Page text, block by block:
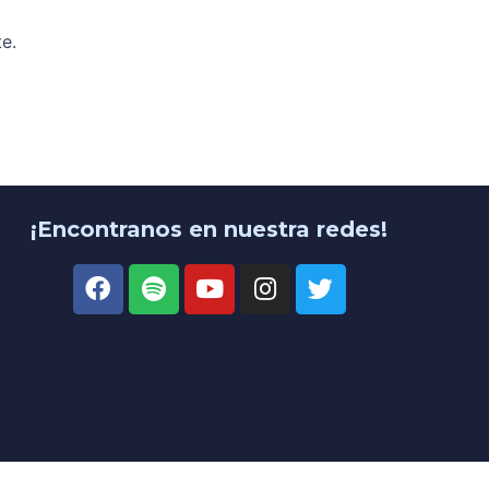
¡Encontranos en nuestra redes!